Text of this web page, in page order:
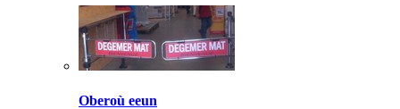
Oberoù eeun